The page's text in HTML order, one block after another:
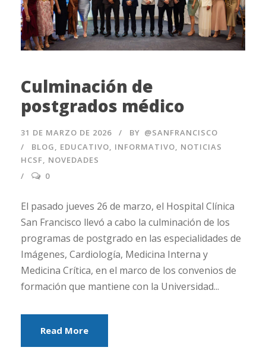
Culminación de
postgrados médico
31 DE MARZO DE 2026 BY @SANFRANCISCO
BLOG, EDUCATIVO, INFORMATIVO, NOTICIAS
HCSF, NOVEDADES
0
El pasado jueves 26 de marzo, el Hospital Clínica
San Francisco llevó a cabo la culminación de los
programas de postgrado en las especialidades de
Imágenes, Cardiología, Medicina Interna y
Medicina Crítica, en el marco de los convenios de
formación que mantiene con la Universidad...
Read More